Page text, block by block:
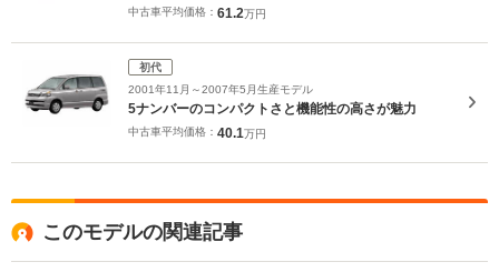
中古車平均価格： 61.2万円
初代
2001年11月～2007年5月生産モデル
5ナンバーのコンパクトさと機能性の高さが魅力
中古車平均価格： 40.1万円
このモデルの関連記事